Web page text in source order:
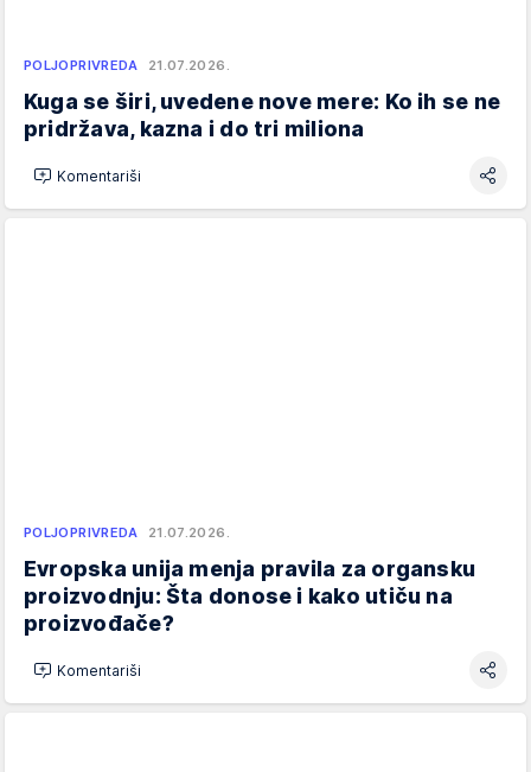
POLJOPRIVREDA 21.07.2026.
Kuga se širi, uvedene nove mere: Ko ih se ne
pridržava, kazna i do tri miliona
Komentariši
POLJOPRIVREDA 21.07.2026.
Evropska unija menja pravila za organsku
proizvodnju: Šta donose i kako utiču na
proizvođače?
Komentariši